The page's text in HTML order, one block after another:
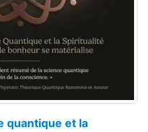
quantique et la